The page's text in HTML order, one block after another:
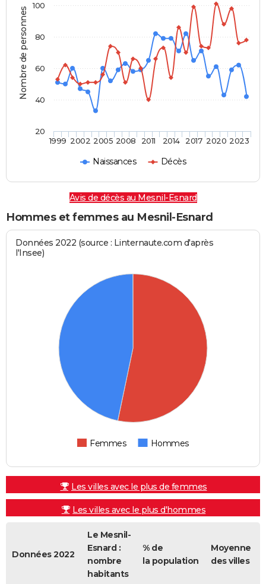
Nombre de personnes
Naissances Décès
1999 2002 2005 2008 2011 2014 2017 2020 2023
20
40
60
80
100
Avis de décès au Mesnil-Esnard
Hommes et femmes au Mesnil-Esnard
Données 2022 (source : Linternaute.com d'après
l'Insee)
Femmes Hommes
Les villes avec le plus de femmes
Les villes avec le plus d'hommes
Données 2022
Le Mesnil-
Esnard :
nombre
habitants
% de
la population
Moyenne
des villes